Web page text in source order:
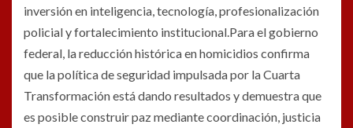
inversión en inteligencia, tecnología, profesionalización
policial y fortalecimiento institucional.Para el gobierno
federal, la reducción histórica en homicidios confirma
que la política de seguridad impulsada por la Cuarta
Transformación está dando resultados y demuestra que
es posible construir paz mediante coordinación, justicia